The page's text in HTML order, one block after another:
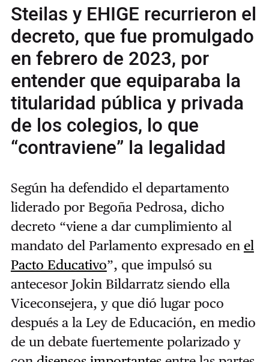
Steilas y EHIGE recurrieron el
decreto, que fue promulgado
en febrero de 2023, por
entender que equiparaba la
titularidad pública y privada
de los colegios, lo que
“contraviene” la legalidad
Según ha defendido el departamento
liderado por Begoña Pedrosa, dicho
decreto “viene a dar cumplimiento al
mandato del Parlamento expresado en el
Pacto Educativo”, que impulsó su
antecesor Jokin Bildarratz siendo ella
Viceconsejera, y que dió lugar poco
después a la Ley de Educación, en medio
de un debate fuertemente polarizado y